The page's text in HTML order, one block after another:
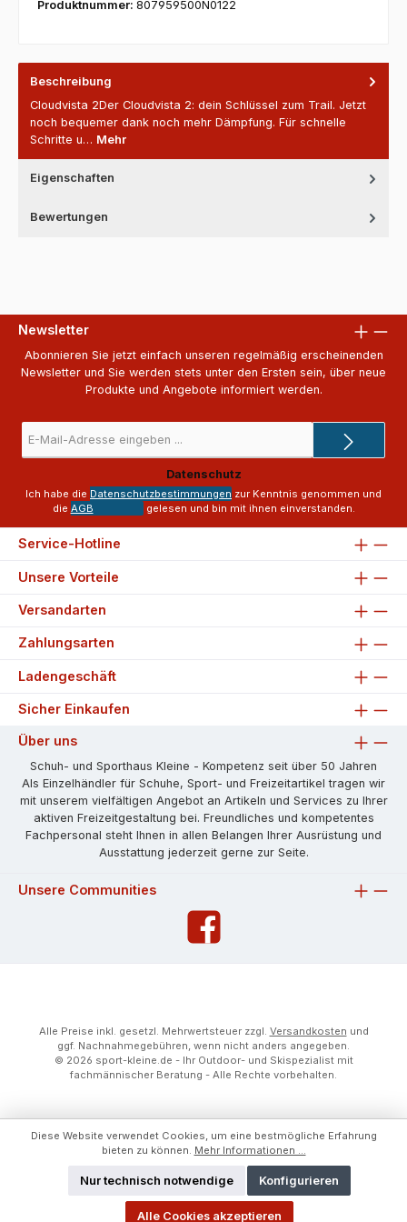
Produktnummer: 807959500N0122
Beschreibung
Cloudvista 2Der Cloudvista 2: dein Schlüssel zum Trail. Jetzt
noch bequemer dank noch mehr Dämpfung. Für schnelle
Schritte u… Mehr
Eigenschaften
Bewertungen
Newsletter
Abonnieren Sie jetzt einfach unseren regelmäßig erscheinenden
Newsletter und Sie werden stets unter den Ersten sein, über neue
Produkte und Angebote informiert werden.
Mail-
Adresse
*
Datenschutz
Ich habe die Datenschutzbestimmungen zur Kenntnis genommen und
die AGB gelesen und bin mit ihnen einverstanden.
Service-Hotline
Unsere Vorteile
Versandarten
Zahlungsarten
Ladengeschäft
Sicher Einkaufen
Über uns
Schuh- und Sporthaus Kleine - Kompetenz seit über 50 Jahren
Als Einzelhändler für Schuhe, Sport- und Freizeitartikel tragen wir
mit unserem vielfältigen Angebot an Artikeln und Services zu Ihrer
aktiven Freizeitgestaltung bei. Freundliches und kompetentes
Fachpersonal steht Ihnen in allen Belangen Ihrer Ausrüstung und
Ausstattung jederzeit gerne zur Seite.
Unsere Communities
Alle Preise inkl. gesetzl. Mehrwertsteuer zzgl. Versandkosten und
ggf. Nachnahmegebühren, wenn nicht anders angegeben.
© 2026 sport-kleine.de - Ihr Outdoor- und Skispezialist mit
fachmännischer Beratung - Alle Rechte vorbehalten.
Diese Website verwendet Cookies, um eine bestmögliche Erfahrung
bieten zu können. Mehr Informationen ...
Nur technisch notwendige Konfigurieren
Alle Cookies akzeptieren